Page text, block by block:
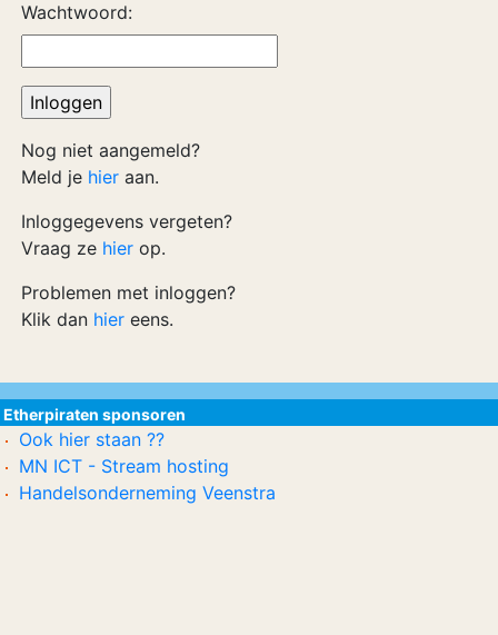
Wachtwoord:
Nog niet aangemeld?
Meld je hier aan.
Inloggegevens vergeten?
Vraag ze hier op.
Problemen met inloggen?
Klik dan hier eens.
Etherpiraten sponsoren
Ook hier staan ??
MN ICT - Stream hosting
Handelsonderneming Veenstra